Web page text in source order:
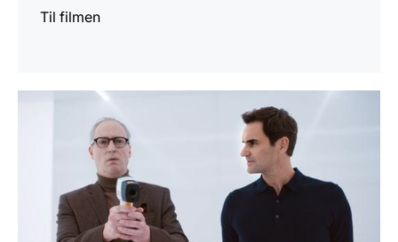
Til filmen
informasjon